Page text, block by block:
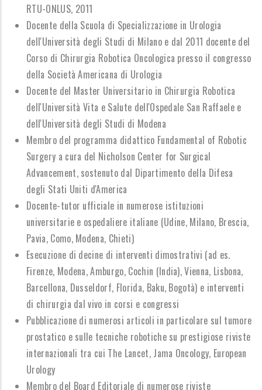
RTU-ONLUS, 2011
Docente della Scuola di Specializzazione in Urologia
dell'Università degli Studi di Milano e dal 2011 docente del
Corso di Chirurgia Robotica Oncologica presso il congresso
della Società Americana di Urologia
Docente del Master Universitario in Chirurgia Robotica
dell'Università Vita e Salute dell'Ospedale San Raffaele e
dell'Università degli Studi di Modena
Membro del programma didattico Fundamental of Robotic
Surgery a cura del Nicholson Center for Surgical
Advancement, sostenuto dal Dipartimento della Difesa
degli Stati Uniti d'America
Docente-tutor ufficiale in numerose istituzioni
universitarie e ospedaliere italiane (Udine, Milano, Brescia,
Pavia, Como, Modena, Chieti)
Esecuzione di decine di interventi dimostrativi (ad es.
Firenze, Modena, Amburgo, Cochin (India), Vienna, Lisbona,
Barcellona, Dusseldorf, Florida, Baku, Bogotà) e interventi
di chirurgia dal vivo in corsi e congressi
Pubblicazione di numerosi articoli in particolare sul tumore
prostatico e sulle tecniche robotiche su prestigiose riviste
internazionali tra cui The Lancet, Jama Oncology, European
Urology
Membro del Board Editoriale di numerose riviste